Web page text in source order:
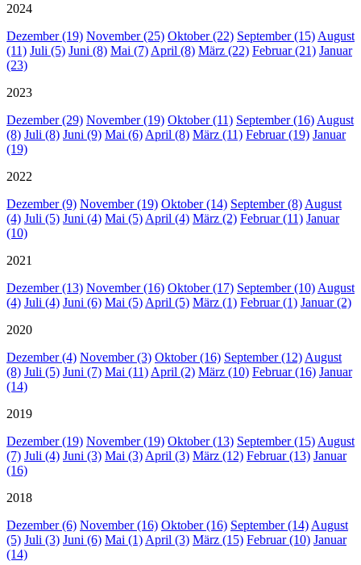
2024
Dezember (19) November (25) Oktober (22) September (15) August
(11) Juli (5) Juni (8) Mai (7) April (8) März (22) Februar (21) Januar
(23)
2023
Dezember (29) November (19) Oktober (11) September (16) August
(8) Juli (8) Juni (9) Mai (6) April (8) März (11) Februar (19) Januar
(19)
2022
Dezember (9) November (19) Oktober (14) September (8) August
(4) Juli (5) Juni (4) Mai (5) April (4) März (2) Februar (11) Januar
(10)
2021
Dezember (13) November (16) Oktober (17) September (10) August
(4) Juli (4) Juni (6) Mai (5) April (5) März (1) Februar (1) Januar (2)
2020
Dezember (4) November (3) Oktober (16) September (12) August
(8) Juli (5) Juni (7) Mai (11) April (2) März (10) Februar (16) Januar
(14)
2019
Dezember (19) November (19) Oktober (13) September (15) August
(7) Juli (4) Juni (3) Mai (3) April (3) März (12) Februar (13) Januar
(16)
2018
Dezember (6) November (16) Oktober (16) September (14) August
(5) Juli (3) Juni (6) Mai (1) April (3) März (15) Februar (10) Januar
(14)